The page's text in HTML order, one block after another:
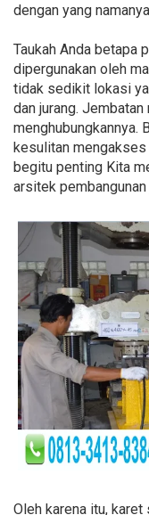
dengan yang
Taukah Anda betapa
dipergunakan oleh
tidak sedikit lokasi
dan jurang.
menghubungkannya.
kesulitan mengakses
begitu penting Kita
arsitek
Oleh karena itu,